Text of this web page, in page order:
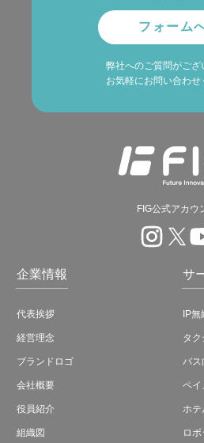
フォーム
弊社へのご質問がござ
お気軽にお問い合わせ
FIG公式アカウ
企業情報
代表挨拶
経営理念
ブランドロゴ
会社概要
役員紹介
組織図
サ
IP
タ
バス
ペイ
ホテ
ロボ